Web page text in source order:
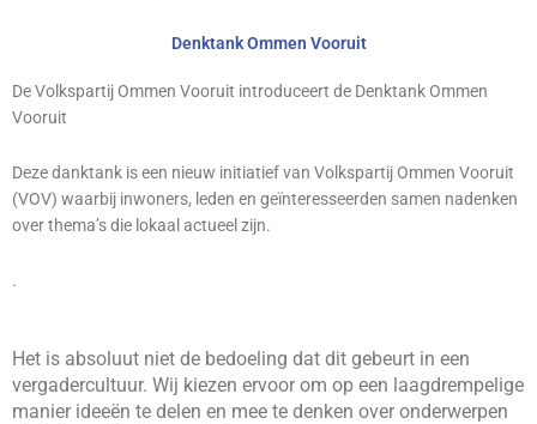
Denktank Ommen Vooruit
De Volkspartij Ommen Vooruit introduceert de Denktank Ommen
Vooruit
Deze danktank is een nieuw initiatief van Volkspartij Ommen Vooruit
(VOV) waarbij inwoners, leden en geïnteresseerden samen nadenken
over thema’s die lokaal actueel zijn.
.
Het is absoluut niet de bedoeling dat dit gebeurt in een
vergadercultuur. Wij kiezen ervoor om op een laagdrempelige
manier ideeën te delen en mee te denken over onderwerpen